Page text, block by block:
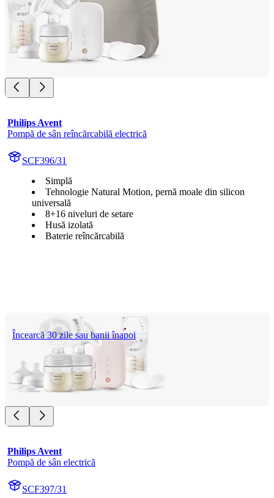
Philips Avent
Pompă de sân reîncărcabilă electrică
SCF396/31
Simplă
Tehnologie Natural Motion, pernă moale din silicon
universală
8+16 niveluri de setare
Husă izolată
Baterie reîncărcabilă
Încearcă 30 zile sau banii înapoi
Philips Avent
Pompă de sân electrică
SCF397/31